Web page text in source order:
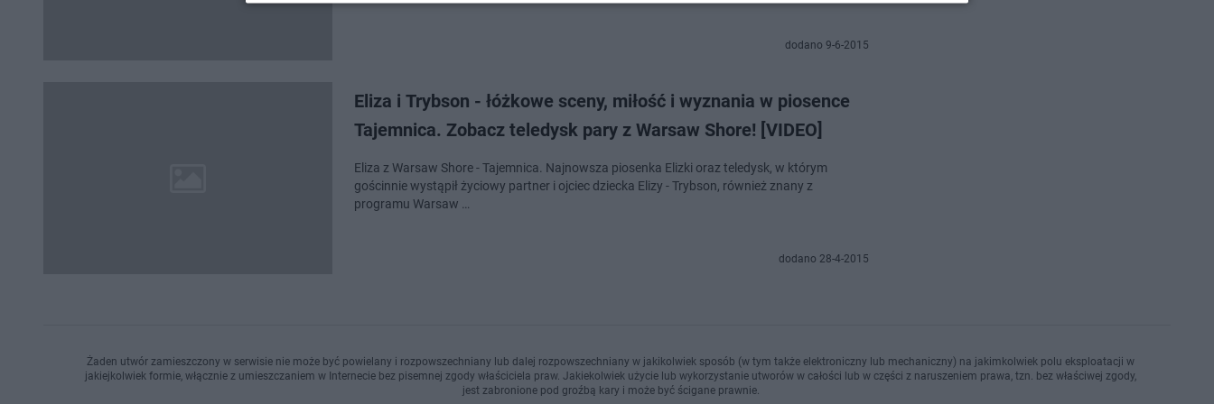
dodano 9-6-2015
Eliza i Trybson - łóżkowe sceny, miłość i wyznania w piosence
Tajemnica. Zobacz teledysk pary z Warsaw Shore! [VIDEO]
Eliza z Warsaw Shore - Tajemnica. Najnowsza piosenka Elizki oraz teledysk, w którym
gościnnie wystąpił życiowy partner i ojciec dziecka Elizy - Trybson, również znany z
programu Warsaw …
dodano 28-4-2015
Żaden utwór zamieszczony w serwisie nie może być powielany i rozpowszechniany lub dalej rozpowszechniany w jakikolwiek sposób (w tym także elektroniczny lub mechaniczny) na jakimkolwiek polu eksploatacji w
jakiejkolwiek formie, włącznie z umieszczaniem w Internecie bez pisemnej zgody właściciela praw. Jakiekolwiek użycie lub wykorzystanie utworów w całości lub w części z naruszeniem prawa, tzn. bez właściwej zgody,
jest zabronione pod groźbą kary i może być ścigane prawnie.